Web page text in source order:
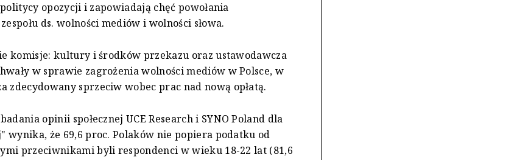
opozycji i zapowiadają chęć powołania
ds. wolności mediów i wolności słowa.
komisje: kultury i środków przekazu oraz ustawodawcza
w sprawie zagrożenia wolności mediów w Polsce, w
zdecydowany sprzeciw wobec prac nad nową opłatą.
opinii społecznej UCE Research i SYNO Poland dla
wynika, że 69,6 proc. Polaków nie popiera podatku od
przeciwnikami byli respondenci w wieku 18-22 lat (81,6